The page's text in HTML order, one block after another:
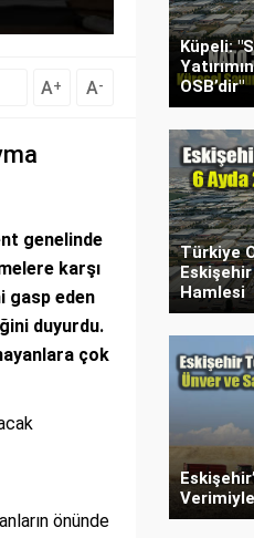
A+ A-
genelinde
karşı
gasp eden
duyurdu.
çok
önünde
Küpeli:
OSB’dir"
Türkiye
Hamlesi
Verimiyle